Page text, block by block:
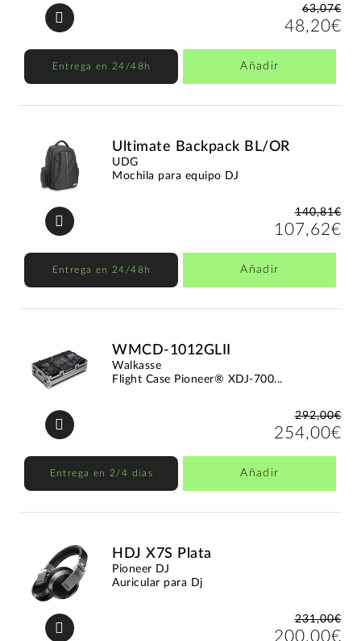
63,07€
48,20€
Entrega en 24/48h Añadir
Ultimate Backpack BL/OR
UDG
Mochila para equipo DJ
140,81€
107,62€
Entrega en 24/48h Añadir
WMCD-1012GLII
Walkasse
Flight Case Pioneer® XDJ-700...
292,00€
254,00€
Entrega en 2/4 días Añadir
HDJ X7S Plata
Pioneer DJ
Auricular para Dj
231,00€
200,00€